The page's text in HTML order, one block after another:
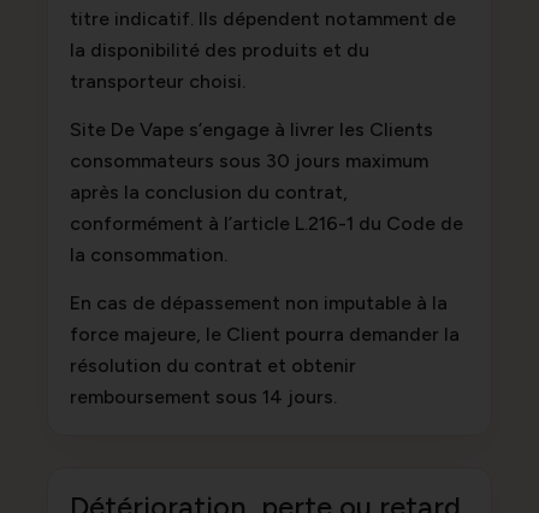
titre indicatif. Ils dépendent notamment de
la disponibilité des produits et du
transporteur choisi.
Site De Vape s’engage à livrer les Clients
consommateurs sous 30 jours maximum
après la conclusion du contrat,
conformément à l’article L.216-1 du Code de
la consommation.
En cas de dépassement non imputable à la
force majeure, le Client pourra demander la
résolution du contrat et obtenir
remboursement sous 14 jours.
Détérioration, perte ou retard